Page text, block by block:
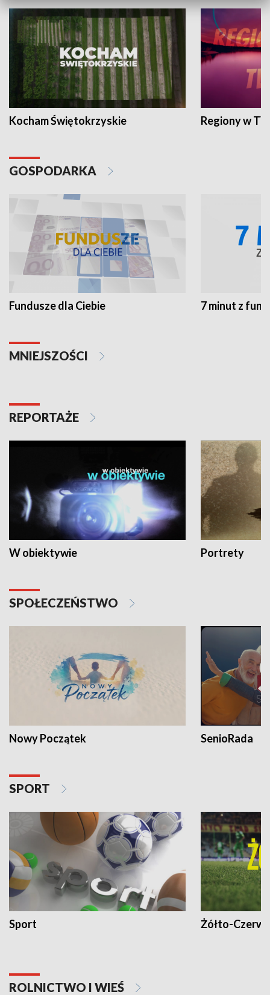
Kocham Świętokrzyskie Regiony w
GOSPODARKA
Fundusze dla Ciebie 7 minut z
MNIEJSZOŚCI
REPORTAŻE
W obiektywie Portrety
SPOŁECZEŃSTWO
Nowy Początek SenioRada
SPORT
Sport Żółto-
ROLNICTWO I WIEŚ